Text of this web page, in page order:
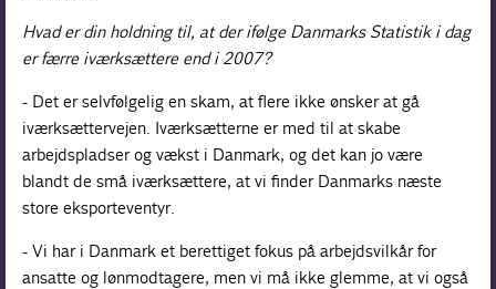
Hvad er din holdning til, at der ifølge Danmarks Statistik i dag
er færre iværksættere end i 2007?
- Det er selvfølgelig en skam, at flere ikke ønsker at gå
iværksættervejen. Iværksætterne er med til at skabe
arbejdspladser og vækst i Danmark, og det kan jo være
blandt de små iværksættere, at vi finder Danmarks næste
store eksporteventyr.
- Vi har i Danmark et berettiget fokus på arbejdsvilkår for
ansatte og lønmodtagere, men vi må ikke glemme, at vi også